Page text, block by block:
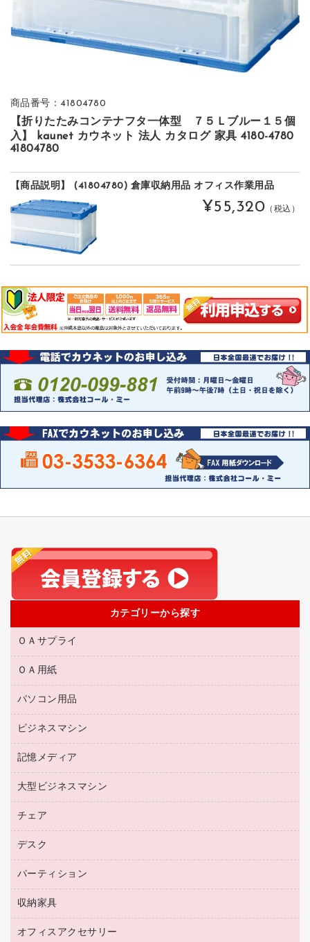
商品番号：41804780
【折りたたみコンテナフタ一体型 ７５Ｌブルー１５個
入】 kaunet カウネット 法人 カタログ 家具 4180-4780
41804780
【商品説明】 (41804780) 倉庫収納用品 オフィス作業用品
¥55,320 （税込）
カテゴリーから探す
ＯＡサプライ
互換インクカートリッジ
リサイクルトナー（プール方式）
リサイクルインクカートリッジ
プリンタ用リボン
トナーカートリッジ
コピートナー
インクカートリッジ
ＯＡ用紙
名刺用紙
ワープロ用紙
ラベル用紙
プロッター用紙
ハガキ用紙
その他コピー用紙・プリンタ用紙
コピー用紙
インクジェットプリンタ用紙
パソコン用品
パソコン周辺機器
マウスパッド
マウス
パソコンバッグ／収納用品
ネットワーク／ＬＡＮ機器
ネットワーク／ＬＡＮアクセサリー
セキュリティ用品
スマートフォン／モバイル周辺機器
ビジネスマシン
電話機
レーザープリンタ／複合機
メモリーカード
プロジェクタ
ファクシミリ
デジタルカメラ
スキャナー
コピー機
記憶メディア
ブルーレイディスク
ＣＤ－ＲＷ
ＣＤ－Ｒ
メディア収納用品
大型ビジネスマシン
プリンタ
チェア
応接イス・ベンチ
オフィスチェア
デスク
ミーティングテーブル
デスク
カウンター
パーティション
ホワイトボード・黒板
収納家具
保管庫・書庫
オフィスアクセサリー